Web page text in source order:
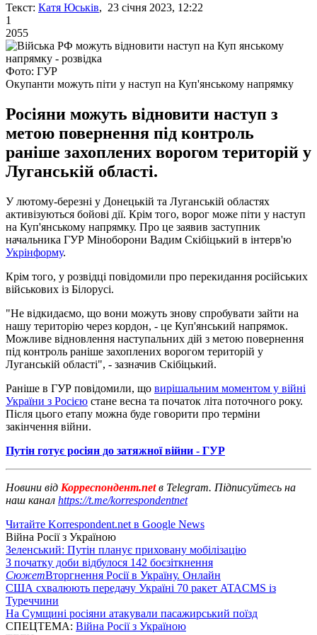
Текст: Катя Юськів, 23 січня 2023, 12:22
1
2055
Фото: ГУР
Окупанти можуть піти у наступ на Куп'янському напрямку
Росіяни можуть відновити наступ з
метою повернення під контроль
раніше захоплених ворогом територій у
Луганській області.
У лютому-березні у Донецькій та Луганській областях
активізуються бойові дії. Крім того, ворог може піти у наступ
на Куп'янському напрямку. Про це заявив заступник
начальника ГУР Міноборони Вадим Скібіцький в інтерв'ю
Укрінформу.
Крім того, у розвідці повідомили про перекидання російських
військових із Білорусі.
"Не відкидаємо, що вони можуть знову спробувати зайти на
нашу територію через кордон, - це Куп'янський напрямок.
Можливе відновлення наступальних дій з метою повернення
під контроль раніше захоплених ворогом територій у
Луганській області", - зазначив Скібіцький.
Раніше в ГУР повідомили, що вирішальним моментом у війні
України з Росією стане весна та початок літа поточного року.
Після цього етапу можна буде говорити про терміни
закінчення війни.
Путін готує росіян до затяжної війни - ГУР
Новини від Корреспондент.netв Telegram. Підписуйтесь на
наш канал https://t.me/korrespondentnet
Читайте Korrespondent.net в Google News
Війна Росії з Україною
Зеленський: Путін планує приховану мобілізацію
З початку доби відбулося 142 боєзіткнення
СюжетВторгнення Росії в Україну. Онлайн
США схвалюють передачу Україні 70 ракет ATACMS із
Туреччини
На Сумщині росіяни атакували пасажирський поїзд
СПЕЦТЕМА: Війна Росії з Україною